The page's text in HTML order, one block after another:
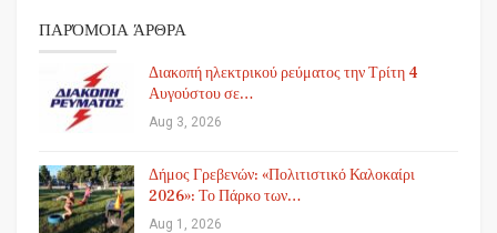
ΠΑΡΌΜΟΙΑ ΆΡΘΡΑ
Διακοπή ηλεκτρικού ρεύματος την Τρίτη 4
Αυγούστου σε…
Aug 3, 2026
Δήμος Γρεβενών: «Πολιτιστικό Καλοκαίρι
2026»: Το Πάρκο των…
Aug 1, 2026